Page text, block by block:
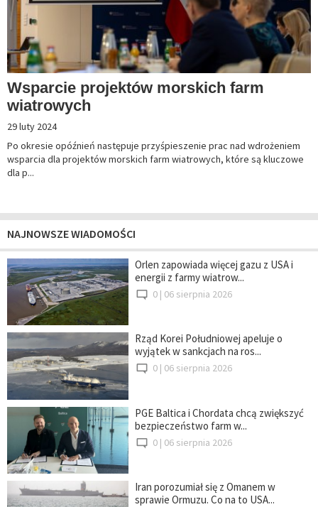
Wsparcie projektów morskich farm
wiatrowych
29 luty 2024
Po okresie opóźnień następuje przyśpieszenie prac nad wdrożeniem
wsparcia dla projektów morskich farm wiatrowych, które są kluczowe
dla p...
NAJNOWSZE WIADOMOŚCI
Orlen zapowiada więcej gazu z USA i
energii z farmy wiatrow...
0 | 06 sierpnia 2026
Rząd Korei Południowej apeluje o
wyjątek w sankcjach na ros...
0 | 06 sierpnia 2026
PGE Baltica i Chordata chcą zwiększyć
bezpieczeństwo farm w...
0 | 06 sierpnia 2026
Iran porozumiał się z Omanem w
sprawie Ormuzu. Co na to USA...